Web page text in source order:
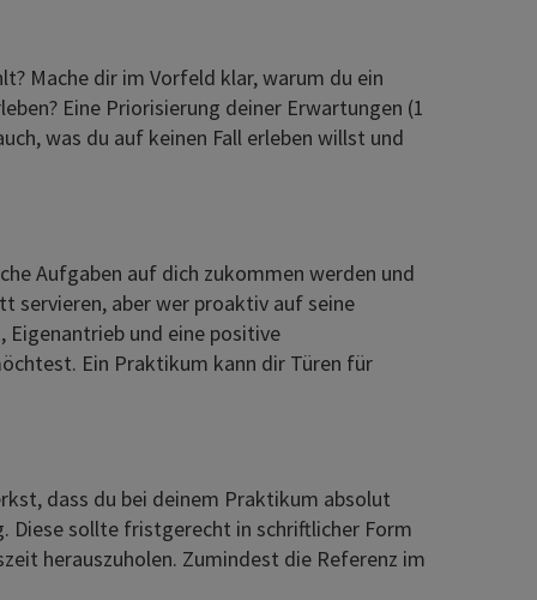
Mache dir im Vorfeld klar, warum du ein
Eine Priorisierung deiner Erwartungen (1
was du auf keinen Fall erleben willst und
Aufgaben auf dich zukommen werden und
servieren, aber wer proaktiv auf seine
Eigenantrieb und eine positive
Ein Praktikum kann dir Türen für
dass du bei deinem Praktikum absolut
Diese sollte fristgerecht in schriftlicher Form
herauszuholen. Zumindest die Referenz im